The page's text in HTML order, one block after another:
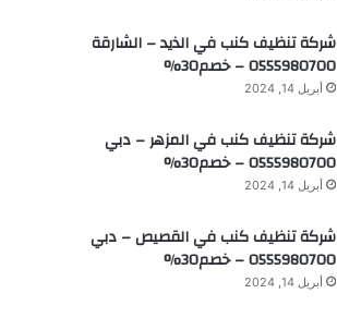
شركة تنظيف كنب في الذيد – الشارقة
0555980700 – خصم30%
أبريل 14, 2024
شركة تنظيف كنب في المزهر – دبي
0555980700 – خصم30%
أبريل 14, 2024
شركة تنظيف كنب في القصيص – دبي
0555980700 – خصم30%
أبريل 14, 2024